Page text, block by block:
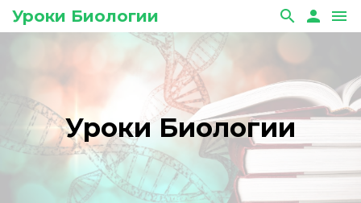
Уроки Биологии search person menu
Уроки Биологии